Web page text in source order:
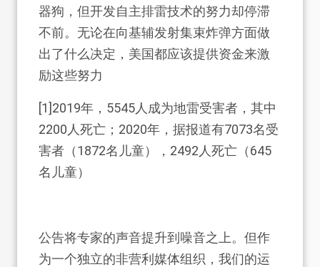
器狗，但开发自主排雷技术的努力却停滞
不前。无论在向基辅发射集束炸弹方面做
出了什么决定，美国都应该提供资金来激
励这些努力
[1]2019年，5545人成为地雷受害者，其中
2200人死亡；2020年，据报道有7073名受
害者（1872名儿童），2492人死亡（645
名儿童）
公告将专家的声音提升到噪音之上。但作
为一个独立的非营利媒体组织，我们的运